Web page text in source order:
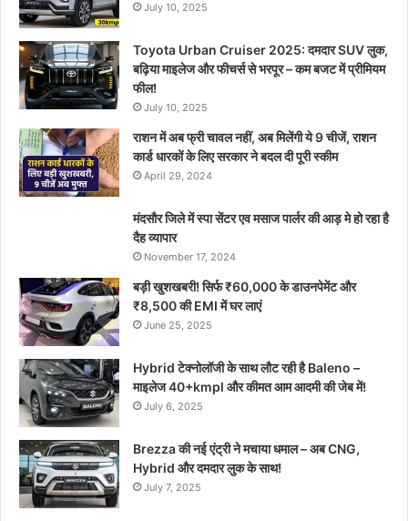
July 10, 2025
Toyota Urban Cruiser 2025: दमदार SUV लुक,
बढ़िया माइलेज और फीचर्स से भरपूर – कम बजट में प्रीमियम
फील!
July 10, 2025
राशन में अब फ्री चावल नहीं, अब मिलेंगी ये 9 चीजें, राशन
कार्ड धारकों के लिए सरकार ने बदल दी पूरी स्कीम
April 29, 2024
मंदसौर जिले में स्पा सेंटर एव मसाज पार्लर की आड़ मे हो रहा है
दैह व्यापार
November 17, 2024
बड़ी खुशखबरी! सिर्फ ₹60,000 के डाउनपेमेंट और
₹8,500 की EMI में घर लाएं
June 25, 2025
Hybrid टेक्नोलॉजी के साथ लौट रही है Baleno –
माइलेज 40+kmpl और कीमत आम आदमी की जेब में!
July 6, 2025
Brezza की नई एंट्री ने मचाया धमाल – अब CNG,
Hybrid और दमदार लुक के साथ!
July 7, 2025